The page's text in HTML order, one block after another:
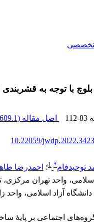
تخصصی
با توجه به
112-83 اصل مقاله (689.1 K
10.22059/
توحیدفام*
1؛ احمدرضا
واحد تهران مرکزی،
آزاد اسلامی، واحد
اجتماعی بر پایۀ